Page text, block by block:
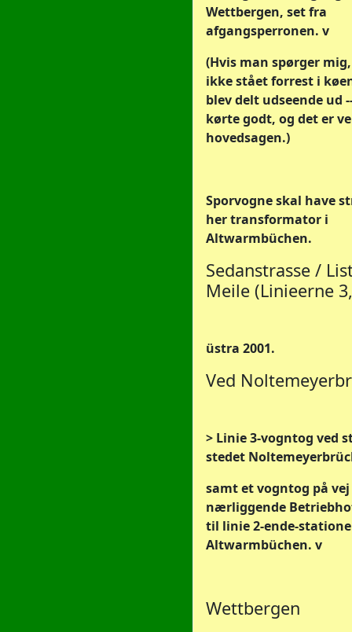
Wettbergen, set fra
afgangsperronen. v
(Hvis man spørger
ikke stået forrest i
blev delt udseende ud
kørte godt, og det er
hovedsagen.)
Sporvogne skal have
her transformator i
Altwarmbüchen.
Sedanstrasse /
Meile (Linieerne
üstra 2001.
Ved
> Linie 3-vogntog ved
stedet
samt et vogntog på
nærliggende
til linie 2-ende-
Altwarmbüchen. v
Wettbergen